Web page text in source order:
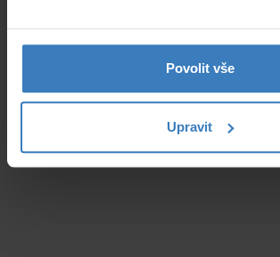
Povolit vše
Upravit